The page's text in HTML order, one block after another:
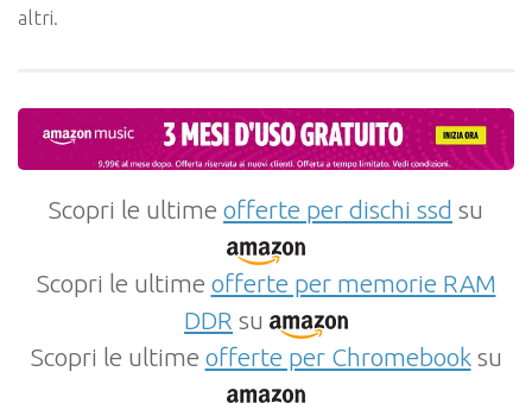
altri.
Scopri le ultime offerte per dischi ssd su
Scopri le ultime offerte per memorie RAM
DDR su
Scopri le ultime offerte per Chromebooksu